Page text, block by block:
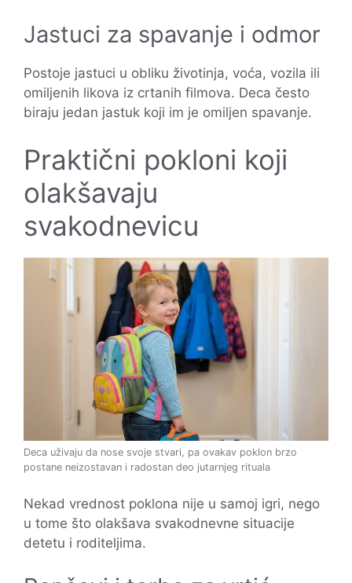
Jastuci za spavanje i odmor
Postoje jastuci u obliku životinja, voća, vozila ili
omiljenih likova iz crtanih filmova. Deca često
biraju jedan jastuk koji im je omiljen spavanje.
Praktični pokloni koji
olakšavaju
svakodnevicu
Deca uživaju da nose svoje stvari, pa ovakav poklon brzo
postane neizostavan i radostan deo jutarnjeg rituala
Nekad vrednost poklona nije u samoj igri, nego
u tome što olakšava svakodnevne situacije
detetu i roditeljima.